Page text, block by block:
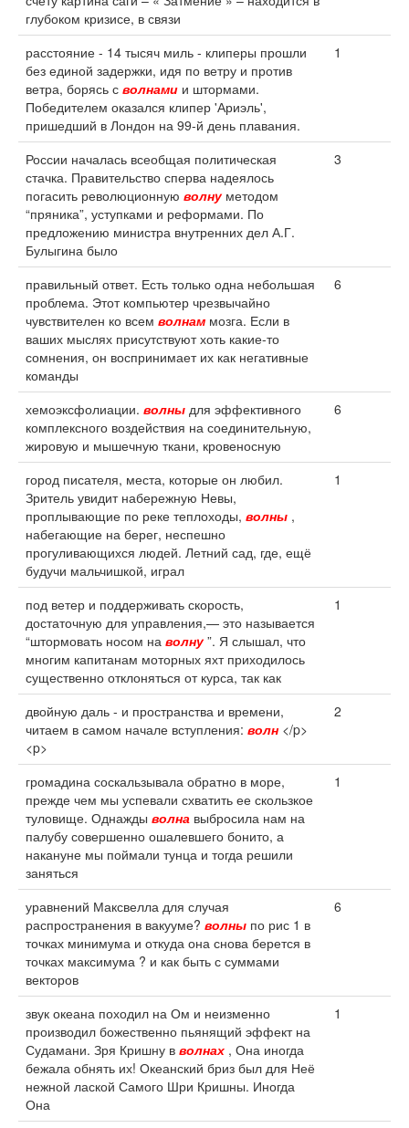
глубоком кризисе, в связи
расстояние - 14 тысяч миль - клиперы прошли
без единой задержки, идя по ветру и против
ветра, борясь с волнами и штормами.
Победителем оказался клипер 'Ариэль',
пришедший в Лондон на 99-й день плавания.
1
России началась всеобщая политическая
стачка. Правительство сперва надеялось
погасить революционную волнуметодом
“пряника”, уступками и реформами. По
предложению министра внутренних дел А.Г.
Булыгина было
3
правильный ответ. Есть только одна небольшая
проблема. Этот компьютер чрезвычайно
чувствителен ко всем волнам мозга. Если в
ваших мыслях присутствуют хоть какие-то
сомнения, он воспринимает их как негативные
команды
6
хемоэксфолиации. волны для эффективного
комплексного воздействия на соединительную,
жировую и мышечную ткани, кровеносную
6
город писателя, места, которые он любил.
Зритель увидит набережную Невы,
проплывающие по реке теплоходы, волны ,
набегающие на берег, неспешно
прогуливающихся людей. Летний сад, где, ещё
будучи мальчишкой, играл
1
под ветер и поддерживать скорость,
достаточную для управления,— это называется
“штормовать носом на волну”. Я слышал, что
многим капитанам моторных яхт приходилось
существенно отклоняться от курса, так как
1
двойную даль - и пространства и времени,
читаем в самом начале вступления: волн </p>
<p>
2
громадина соскальзывала обратно в море,
прежде чем мы успевали схватить ее скользкое
туловище. Однажды волна выбросила нам на
палубу совершенно ошалевшего бонито, а
накануне мы поймали тунца и тогда решили
заняться
1
уравнений Максвелла для случая
распространения в вакууме? волны по рис 1 в
точках минимума и откуда она снова берется в
точках максимума ? и как быть с суммами
векторов
6
звук океана походил на Ом и неизменно
производил божественно пьянящий эффект на
Судамани. Зря Кришну в волнах , Она иногда
бежала обнять их! Океанский бриз был для Неё
нежной лаской Самого Шри Кришны. Иногда
Она
1